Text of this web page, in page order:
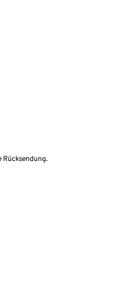
Rücksendung.